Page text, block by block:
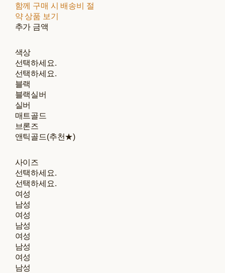
함께 구매 시 배송비 절
약 상품 보기
추가 금액
색상
선택하세요.
선택하세요.
블랙
블랙실버
실버
매트골드
브론즈
앤틱골드(추천★)
사이즈
선택하세요.
선택하세요.
여성
남성
여성
남성
여성
남성
여성
남성